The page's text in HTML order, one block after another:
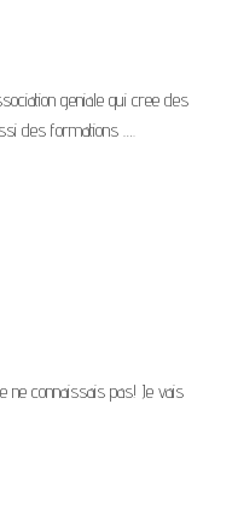
geniale qui cree des
des formations ….
ne connaissais pas! Je vais